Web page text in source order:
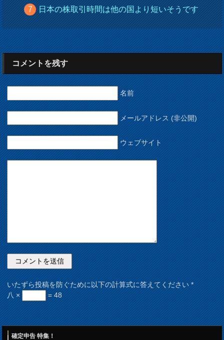
日本の株取引時間は他の国より短いそうです
コメントを残す
名前
メールアドレス (非公開)
ウェブサイト
いたずら投稿を防ぐために以下の計算式に答えてください*
八 ×
= 48
確定申告 特集！